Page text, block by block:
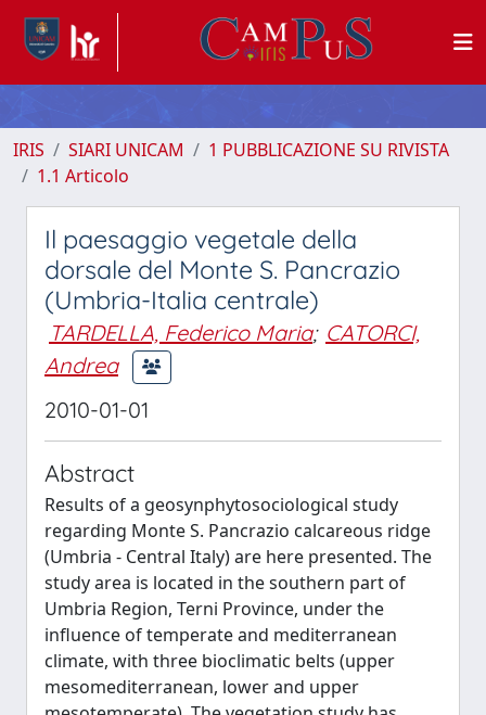
IRIS SIARI UNICAM
1 PUBBLICAZIONE SU RIVISTA
1.1 Articolo
Il paesaggio vegetale della
dorsale del Monte S. Pancrazio
(Umbria-Italia centrale)
TARDELLA, Federico Maria; CATORCI,
Andrea
2010-01-01
Abstract
Results of a geosynphytosociological study
regarding Monte S. Pancrazio calcareous ridge
(Umbria - Central Italy) are here presented. The
study area is located in the southern part of
Umbria Region, Terni Province, under the
influence of temperate and mediterranean
climate, with three bioclimatic belts (upper
mesomediterranean, lower and upper